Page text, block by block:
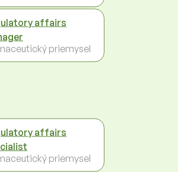
affairs
priemysel
affairs
priemysel